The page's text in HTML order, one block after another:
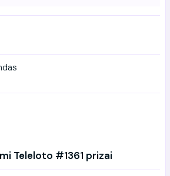
Teleloto #1361 prizai